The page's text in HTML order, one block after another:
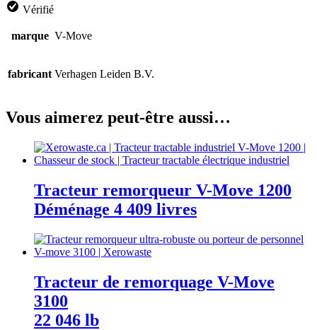
Vérifié
marque V-Move
fabricant Verhagen Leiden B.V.
Vous aimerez peut-être aussi…
Tracteur remorqueur V-Move 1200
Déménage 4 409 livres
Tracteur de remorquage V-Move
3100
22 046 lb